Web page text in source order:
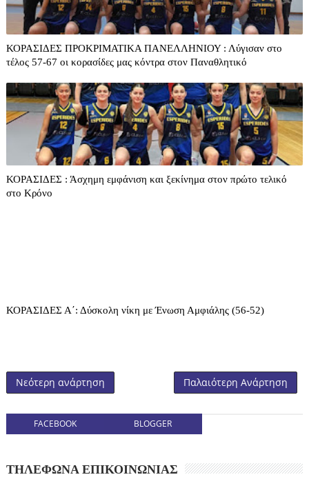
ΚΟΡΑΣΙΔΕΣ ΠΡΟΚΡΙΜΑΤΙΚΑ ΠΑΝΕΛΛΗΝΙΟΥ : Λύγισαν στο
τέλος 57-67 οι κορασίδες μας κόντρα στον Παναθλητικό
ΚΟΡΑΣΙΔΕΣ : Άσχημη εμφάνιση και ξεκίνημα στον πρώτο τελικό
στο Κρόνο
ΚΟΡΑΣΙΔΕΣ Α΄: Δύσκολη νίκη με Ένωση Αμφιάλης (56-52)
Νεότερη ανάρτηση Παλαιότερη Ανάρτηση
FACEBOOK BLOGGER
ΤΗΛΕΦΩΝΑ ΕΠΙΚΟΙΝΩΝΙΑΣ